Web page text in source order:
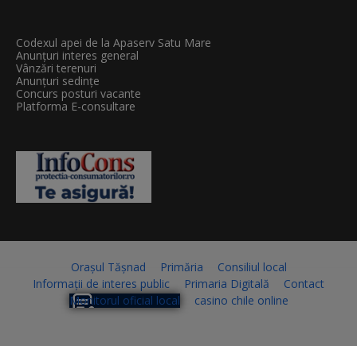
Codexul apei de la Apaserv Satu Mare
Anunțuri interes general
Vânzări terenuri
Anunțuri sedințe
Concurs posturi vacante
Platforma E-consultare
Orașul Tășnad Primăria
Consiliul local
Informații de interes public
Primaria Digitală
Contact
Monitorul oficial local
casino chile online